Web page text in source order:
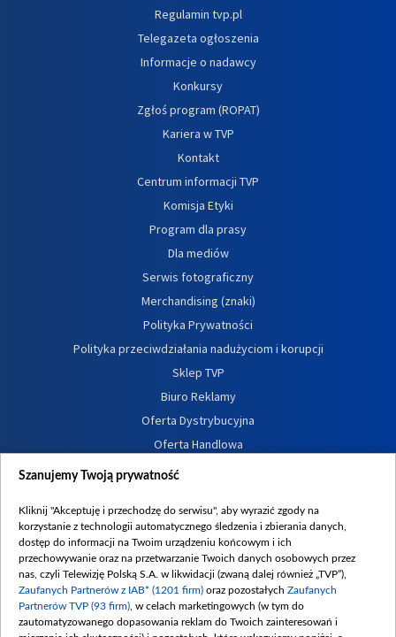
Regulamin tvp.pl
Telegazeta ogłoszenia
Informacje o nadawcy
Konkursy
Zgłoś program (ROPAT)
Kariera w TVP
Kontakt
Centrum informacji TVP
Komisja Etyki
Program dla prasy
Dla mediów
Serwis fotograficzny
Merchandising (znaki)
Polityka Prywatności
Polityka przeciwdziałania nadużyciom i korupcji
Sklep TVP
Biuro Reklamy
Oferta Dystrybucyjna
Oferta Handlowa
Dostępność
Procedura zgłoszeń wewnętrznych
Szanujemy Twoją prywatność
Kliknij "Akceptuję i przechodzę do serwisu", aby wyrazić zgody na
korzystanie z technologii automatycznego śledzenia i zbierania danych,
dostęp do informacji na Twoim urządzeniu końcowym i ich
przechowywanie oraz na przetwarzanie Twoich danych osobowych przez
nas, czyli Telewizję Polską S.A. w likwidacji (zwaną dalej również „TVP”),
Zaufanych Partnerów z IAB* (1201 firm) oraz pozostałych Zaufanych
Partnerów TVP (93 firm) , w celach marketingowych (w tym do
zautomatyzowanego dopasowania reklam do Twoich zainteresowań i